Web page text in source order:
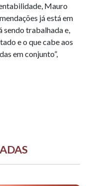
Mauro
já está em
sendo trabalhada e,
e o que cabe aos
em conjunto”,